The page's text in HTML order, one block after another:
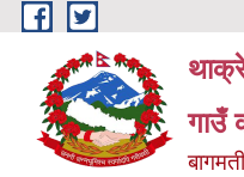
Skip to main content
गाउँ
थाक्रे